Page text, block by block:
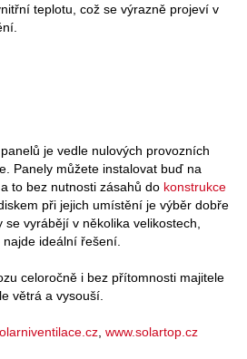
teplotu, což se výrazně projeví v
je vedle nulových provozních
Panely můžete instalovat buď na
to bez nutnosti zásahů do konstrukce
při jejich umístění je výběr dobře
vyrábějí v několika velikostech,
ideální řešení.
celoročně i bez přítomnosti majitele
větrá a vysouší.
www.solartop.cz